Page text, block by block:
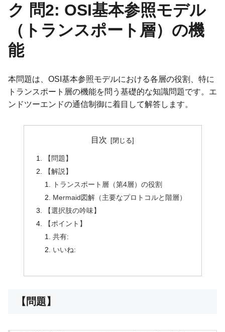
ク 問2: OSI基本参照モデル
（トランスポート層）の機
能
本問題は、OSI基本参照モデルにおける各層の役割、特に
トランスポート層の機能を問う基礎的な知識問題です。エ
ンドツーエンドの通信制御に着目して解答します。
目次
【問題】
【解説】
トランスポート層（第4層）の役割
Mermaid図解（主要なプロトコルと階層）
【選択肢の吟味】
【ポイント】
共有:
いいね:
【問題】